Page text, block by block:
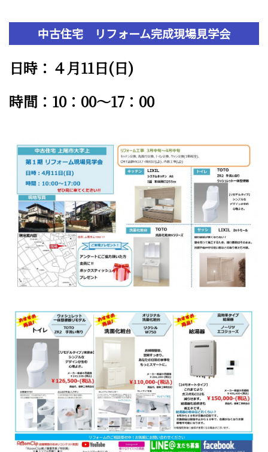
中古住宅 リフォーム完成現場見学会
日時：４月11日(日)
時間：10：00～17：00